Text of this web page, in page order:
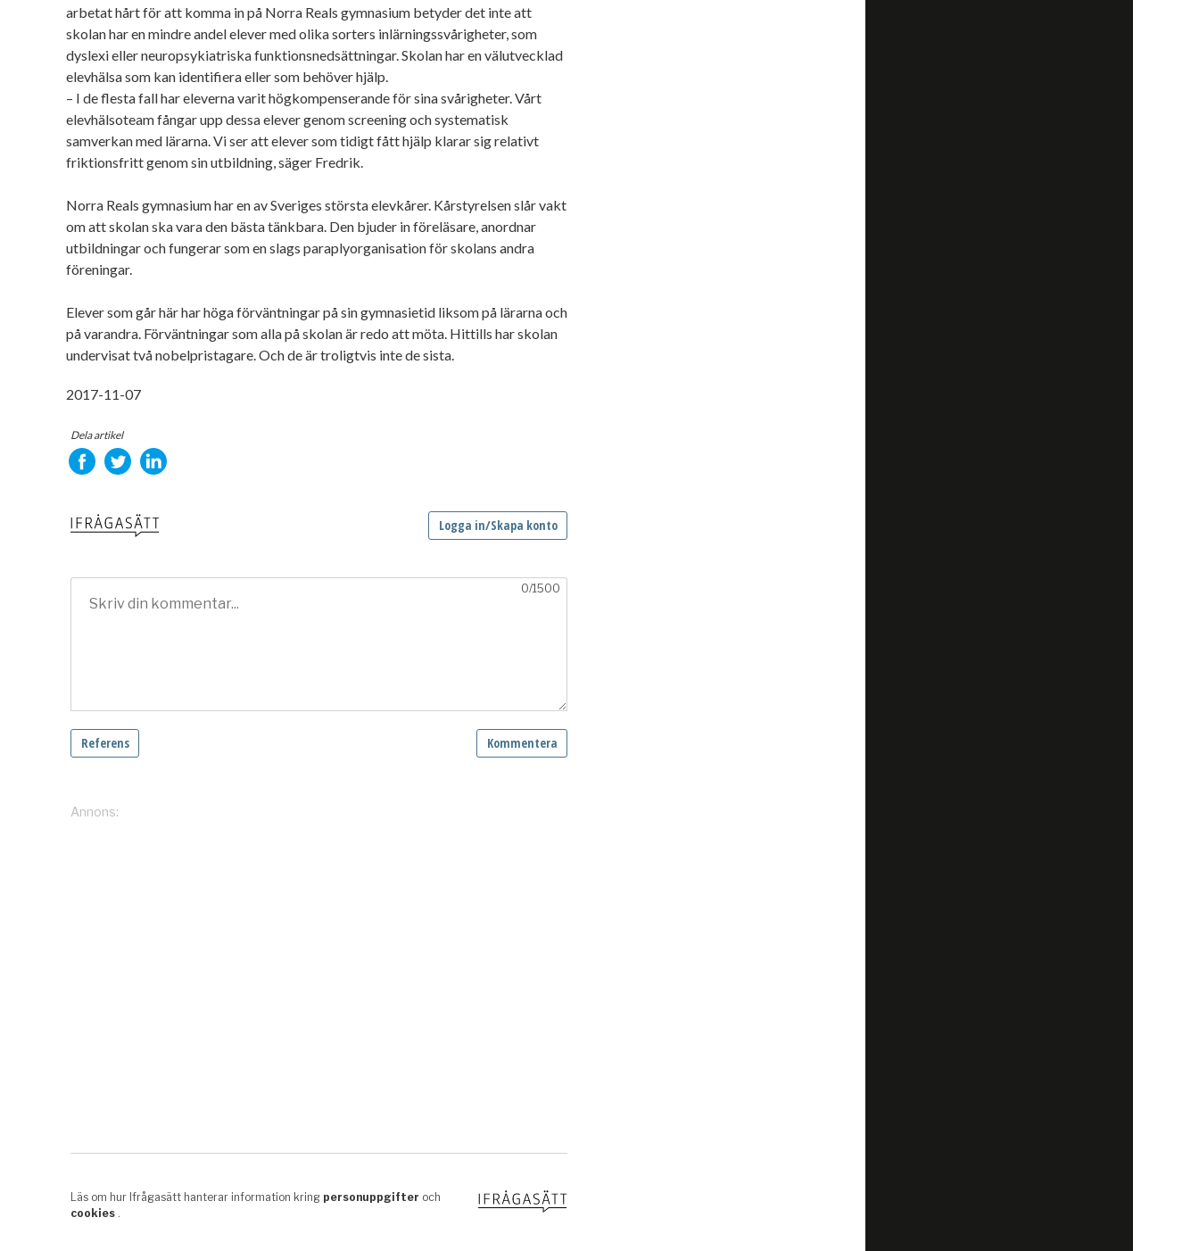
arbetat hårt för att komma in på Norra Reals gymnasium betyder det inte att
skolan har en mindre andel elever med olika sorters inlärningssvårigheter, som
dyslexi eller neuropsykiatriska funktionsnedsättningar. Skolan har en välutvecklad
elevhälsa som kan identifiera eller som behöver hjälp.
– I de flesta fall har eleverna varit högkompenserande för sina svårigheter. Vårt
elevhälsoteam fångar upp dessa elever genom screening och systematisk
samverkan med lärarna. Vi ser att elever som tidigt fått hjälp klarar sig relativt
friktionsfritt genom sin utbildning, säger Fredrik.
Norra Reals gymnasium har en av Sveriges största elevkårer. Kårstyrelsen slår vakt
om att skolan ska vara den bästa tänkbara. Den bjuder in föreläsare, anordnar
utbildningar och fungerar som en slags paraplyorganisation för skolans andra
föreningar.
Elever som går här har höga förväntningar på sin gymnasietid liksom på lärarna och
på varandra. Förväntningar som alla på skolan är redo att möta. Hittills har skolan
undervisat två nobelpristagare. Och de är troligtvis inte de sista.
2017-11-07
Dela artikel